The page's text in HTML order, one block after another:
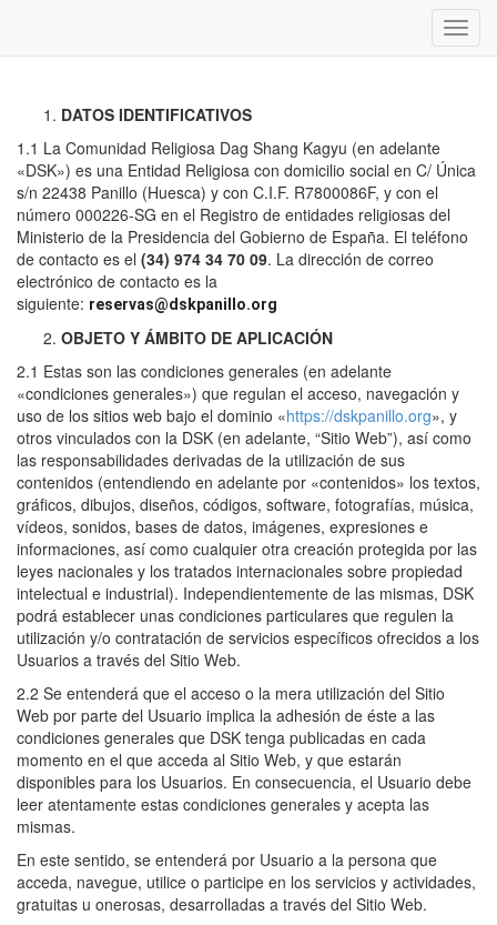
DATOS IDENTIFICATIVOS
1.1 La Comunidad Religiosa Dag Shang Kagyu (en adelante
«DSK») es una Entidad Religiosa con domicilio social en C/ Única
s/n 22438 Panillo (Huesca) y con C.I.F. R7800086F, y con el
número 000226-SG en el Registro de entidades religiosas del
Ministerio de la Presidencia del Gobierno de España. El teléfono
de contacto es el (34) 974 34 70 09. La dirección de correo
electrónico de contacto es la
siguiente: reservas@dskpanillo.org
OBJETO Y ÁMBITO DE APLICACIÓN
2.1 Estas son las condiciones generales (en adelante
«condiciones generales») que regulan el acceso, navegación y
uso de los sitios web bajo el dominio «https://dskpanillo.org», y
otros vinculados con la DSK (en adelante, “Sitio Web”), así como
las responsabilidades derivadas de la utilización de sus
contenidos (entendiendo en adelante por «contenidos» los textos,
gráficos, dibujos, diseños, códigos, software, fotografías, música,
vídeos, sonidos, bases de datos, imágenes, expresiones e
informaciones, así como cualquier otra creación protegida por las
leyes nacionales y los tratados internacionales sobre propiedad
intelectual e industrial). Independientemente de las mismas, DSK
podrá establecer unas condiciones particulares que regulen la
utilización y/o contratación de servicios específicos ofrecidos a los
Usuarios a través del Sitio Web.
2.2 Se entenderá que el acceso o la mera utilización del Sitio
Web por parte del Usuario implica la adhesión de éste a las
condiciones generales que DSK tenga publicadas en cada
momento en el que acceda al Sitio Web, y que estarán
disponibles para los Usuarios. En consecuencia, el Usuario debe
leer atentamente estas condiciones generales y acepta las
mismas.
En este sentido, se entenderá por Usuario a la persona que
acceda, navegue, utilice o participe en los servicios y actividades,
gratuitas u onerosas, desarrolladas a través del Sitio Web.